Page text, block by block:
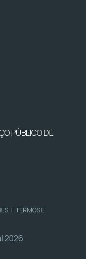
PÚBLICO DE
| TERMOS E
2026